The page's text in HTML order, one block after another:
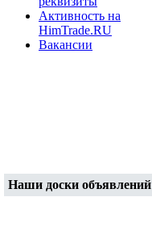
Активность на
HimTrade.RU
Вакансии
Наши доски объявлений